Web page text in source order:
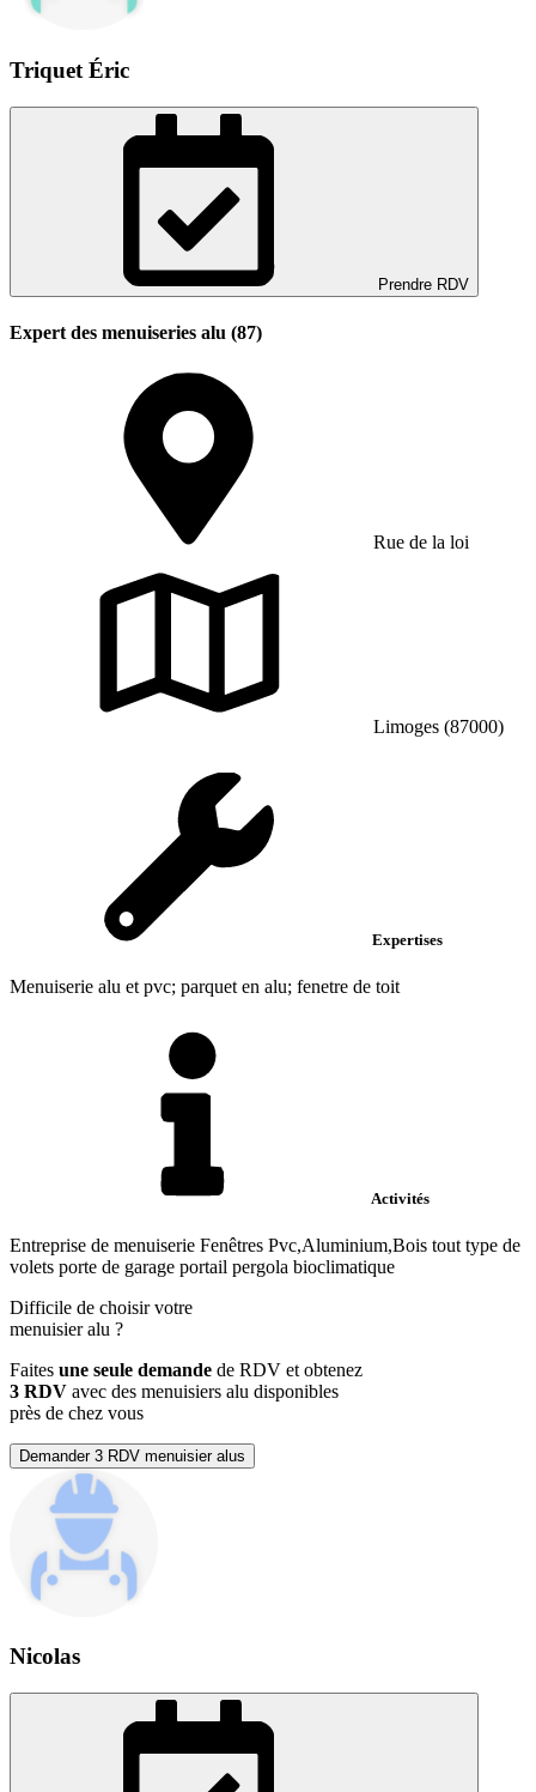
Triquet Éric
Prendre RDV
Expert des menuiseries alu (87)
Rue de la loi
Limoges (87000)
Expertises
Menuiserie alu et pvc; parquet en alu; fenetre de toit
Activités
Entreprise de menuiserie Fenêtres Pvc,Aluminium,Bois tout type de
volets porte de garage portail pergola bioclimatique
Difficile de choisir votre
menuisier alu ?
Faites une seule demande de RDV et obtenez
3 RDV avec des menuisiers alu disponibles
près de chez vous
Demander 3 RDV menuisier alus
Nicolas